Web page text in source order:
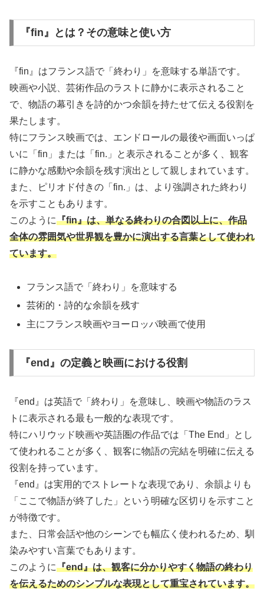
『fin』とは？その意味と使い方
『fin』はフランス語で「終わり」を意味する単語です。
映画や小説、芸術作品のラストに静かに表示されること
で、物語の幕引きを詩的かつ余韻を持たせて伝える役割を
果たします。
特にフランス映画では、エンドロールの最後や画面いっぱ
いに「fin」または「fin.」と表示されることが多く、観客
に静かな感動や余韻を残す演出として親しまれています。
また、ピリオド付きの「fin.」は、より強調された終わり
を示すこともあります。
このように『fin』は、単なる終わりの合図以上に、作品
全体の雰囲気や世界観を豊かに演出する言葉として使われ
ています。
フランス語で「終わり」を意味する
芸術的・詩的な余韻を残す
主にフランス映画やヨーロッパ映画で使用
『end』の定義と映画における役割
『end』は英語で「終わり」を意味し、映画や物語のラス
トに表示される最も一般的な表現です。
特にハリウッド映画や英語圏の作品では「The End」とし
て使われることが多く、観客に物語の完結を明確に伝える
役割を持っています。
『end』は実用的でストレートな表現であり、余韻よりも
「ここで物語が終了した」という明確な区切りを示すこと
が特徴です。
また、日常会話や他のシーンでも幅広く使われるため、馴
染みやすい言葉でもあります。
このように『end』は、観客に分かりやすく物語の終わり
を伝えるためのシンプルな表現として重宝されています。